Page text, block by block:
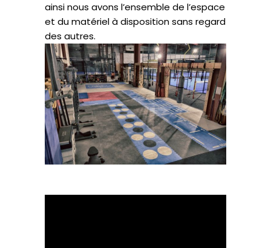
ainsi nous avons l’ensemble de l’espace
et du matériel à disposition sans regard
des autres.